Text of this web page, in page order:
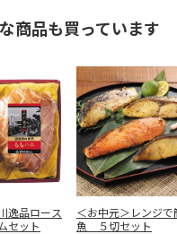
商品も買っています
逸品ロース
セット
＜お中元＞レンジで
魚 ５切セット